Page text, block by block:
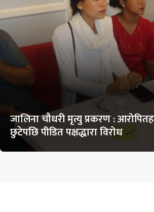
जालिना चौधरी मृत्यु प्रकरण :
छुटेपछि पीडित पक्षद्धारा विरोध